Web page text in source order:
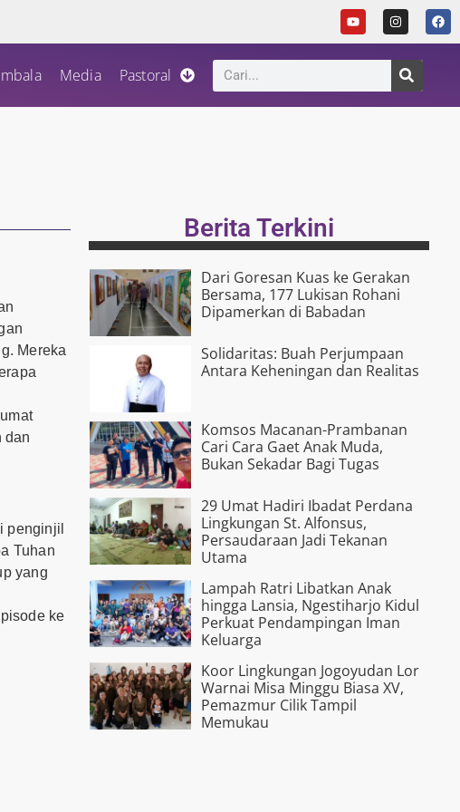
Media Pastoral
Mereka
dan
penginjil
Tuhan
yang
ke
Berita Terkini
Dari Goresan Kuas ke Gerakan
Bersama, 177 Lukisan Rohani
Dipamerkan di Babadan
Solidaritas: Buah Perjumpaan
Antara Keheningan dan Realitas
Komsos Macanan-Prambanan
Cari Cara Gaet Anak Muda,
Bukan Sekadar Bagi Tugas
29 Umat Hadiri Ibadat Perdana
Lingkungan St. Alfonsus,
Persaudaraan Jadi Tekanan
Utama
Lampah Ratri Libatkan Anak
hingga Lansia, Ngestiharjo Kidul
Perkuat Pendampingan Iman
Keluarga
Koor Lingkungan Jogoyudan Lor
Warnai Misa Minggu Biasa XV,
Pemazmur Cilik Tampil
Memukau